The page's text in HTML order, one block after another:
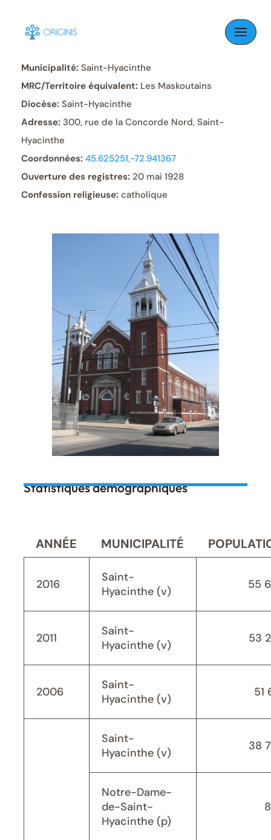
Skip
content
Municipalité: Saint-Hyacinthe
MRC/Territoire équivalent: Les Maskoutains
Diocèse: Saint-Hyacinthe
Adresse: 300, rue de la Concorde Nord, Saint-
Hyacinthe
Coordonnées: 45.625251,-72.941367
Ouverture des registres: 20 mai 1928
Confession religieuse: catholique
Statistiques démographiques
ANNÉE MUNICIPALITÉ
2016
Saint-
Hyacinthe (v)
55
2011
Saint-
Hyacinthe (v)
53
2006
Saint-
Hyacinthe (v)
51
Saint-
Hyacinthe (v)
38
Notre-Dame-
de-Saint-
Hyacinthe (p)